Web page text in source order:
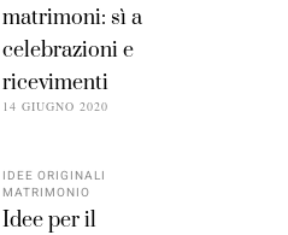
matrimoni: sì a
celebrazioni e
ricevimenti
14 GIUGNO 2020
IDEE ORIGINALI
MATRIMONIO
Idee per il